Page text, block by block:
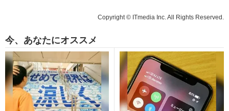
Copyright © ITmedia Inc. All Rights Reserved.
今、あなたにオススメ